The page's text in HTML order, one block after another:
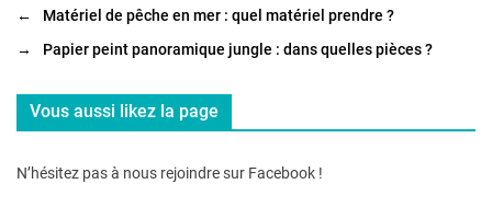
←
Matériel de pêche en mer : quel matériel prendre ?
→
Papier peint panoramique jungle : dans quelles pièces ?
Vous aussi likez la page
N’hésitez pas à nous rejoindre sur Facebook !